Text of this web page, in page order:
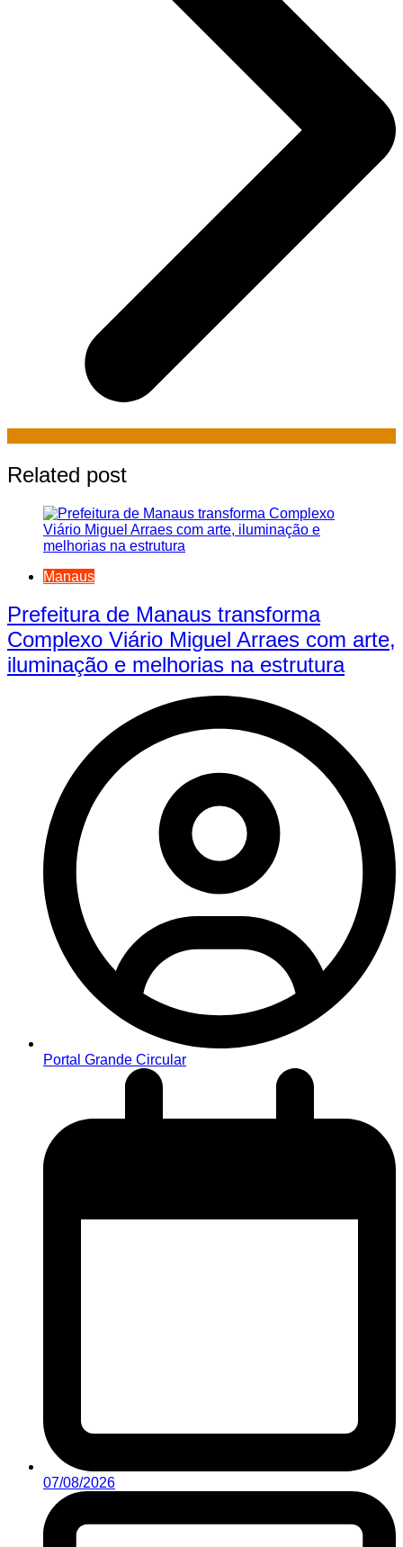
Related post
Manaus
Prefeitura de Manaus transforma
Complexo Viário Miguel Arraes com arte,
iluminação e melhorias na estrutura
Portal Grande Circular
07/08/2026